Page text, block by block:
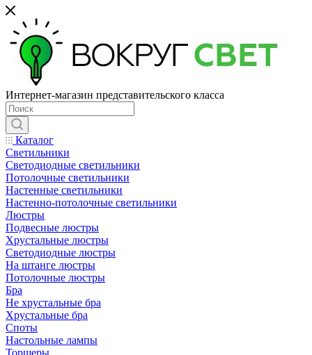
Интернет-магазин представительского класса
Каталог
Светильники
Светодиодные светильники
Потолочные светильники
Настенные светильники
Настенно-потолочные светильники
Люстры
Подвесные люстры
Хрустальные люстры
Светодиодные люстры
На штанге люстры
Потолочные люстры
Бра
Не хрустальные бра
Хрустальные бра
Споты
Настольные лампы
Торшеры